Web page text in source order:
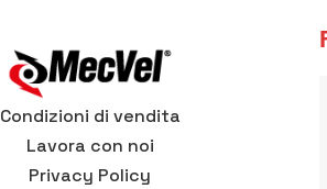
Condizioni di vendita
Lavora con noi
Privacy Policy